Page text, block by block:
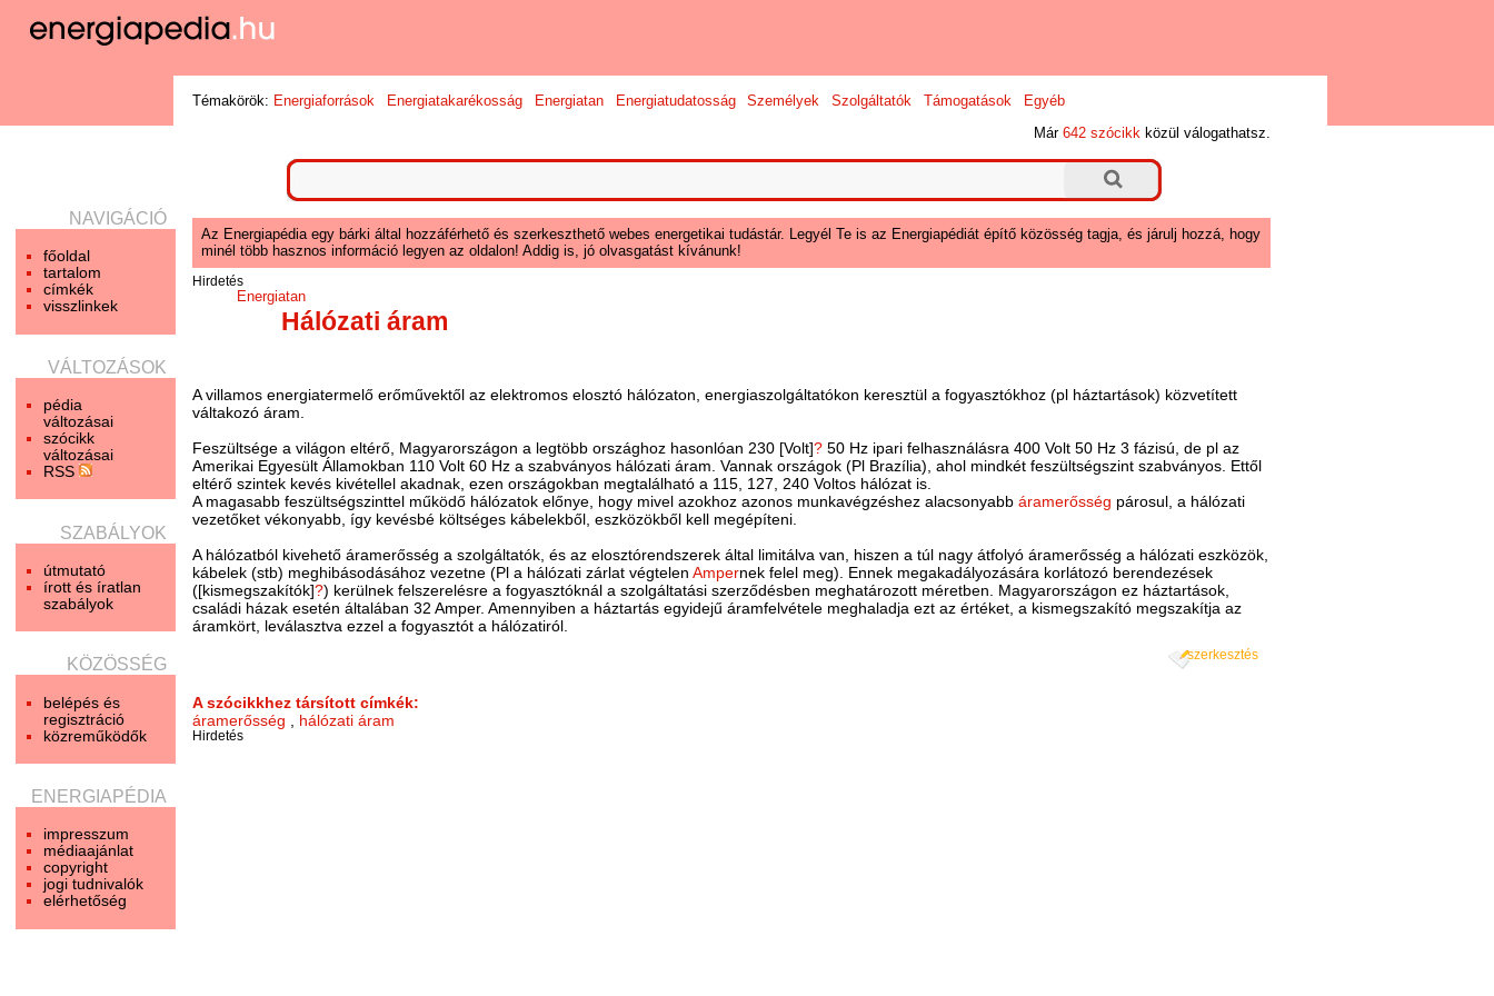
NAVIGÁCIÓ
főoldal
tartalom
címkék
visszlinkek
VÁLTOZÁSOK
pédia
változásai
szócikk
változásai
RSS
SZABÁLYOK
útmutató
írott és íratlan
szabályok
KÖZÖSSÉG
belépés és
regisztráció
közreműködők
ENERGIAPÉDIA
impresszum
médiaajánlat
copyright
jogi tudnivalók
elérhetőség
Témakörök: Energiaforrások Energiatakarékosság Energiatan Energiatudatosság Személyek Szolgáltatók Támogatások
Egyéb
Már642 szócikk közül válogathatsz.
Az Energiapédia egy bárki által hozzáférhető és szerkeszthető webes energetikai tudástár. Legyél Te is az Energiapédiát építő közösség tagja, és járulj hozzá, hogy
minél több hasznos információ legyen az oldalon! Addig is, jó olvasgatást kívánunk!
Hirdetés
Energiatan
Hálózati áram
A villamos energiatermelő erőművektől az elektromos elosztó hálózaton, energiaszolgáltatókon keresztül a fogyasztókhoz (pl háztartások) közvetített
váltakozó áram.
Feszültsége a világon eltérő, Magyarországon a legtöbb országhoz hasonlóan 230 [Volt]? 50 Hz ipari felhasználásra 400 Volt 50 Hz 3 fázisú, de pl az
Amerikai Egyesült Államokban 110 Volt 60 Hz a szabványos hálózati áram. Vannak országok (Pl Brazília), ahol mindkét feszültségszint szabványos. Ettől
eltérő szintek kevés kivétellel akadnak, ezen országokban megtalálható a 115, 127, 240 Voltos hálózat is.
A magasabb feszültségszinttel működő hálózatok előnye, hogy mivel azokhoz azonos munkavégzéshez alacsonyabbáramerősség párosul, a hálózati
vezetőket vékonyabb, így kevésbé költséges kábelekből, eszközökből kell megépíteni.
A hálózatból kivehető áramerősség a szolgáltatók, és az elosztórendszerek által limitálva van, hiszen a túl nagy átfolyó áramerősség a hálózati eszközök,
kábelek (stb) meghibásodásához vezetne (Pl a hálózati zárlat végtelenAmpernek felel meg). Ennek megakadályozására korlátozó berendezések
([kismegszakítók]?) kerülnek felszerelésre a fogyasztóknál a szolgáltatási szerződésben meghatározott méretben. Magyarországon ez háztartások,
családi házak esetén általában 32 Amper. Amennyiben a háztartás egyidejű áramfelvétele meghaladja ezt az értéket, a kismegszakító megszakítja az
áramkört, leválasztva ezzel a fogyasztót a hálózatiról.
szerkesztés
A szócikkhez társított címkék:
áramerősség , hálózati áram
Hirdetés